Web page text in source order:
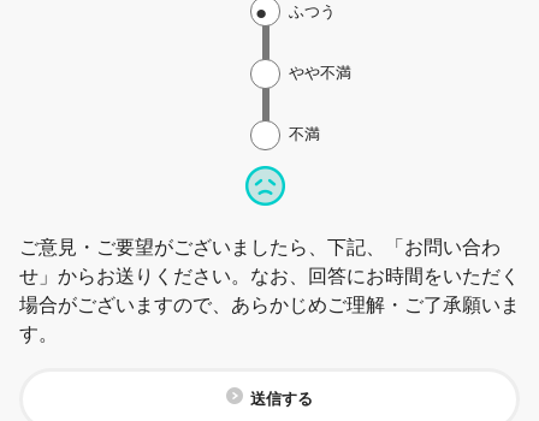
不満
やや不満
ふつう
ご意見・ご要望がございましたら、下記、「お問い合わ
せ」からお送りください。なお、回答にお時間をいただく
場合がございますので、あらかじめご理解・ご了承願いま
す。
送信する